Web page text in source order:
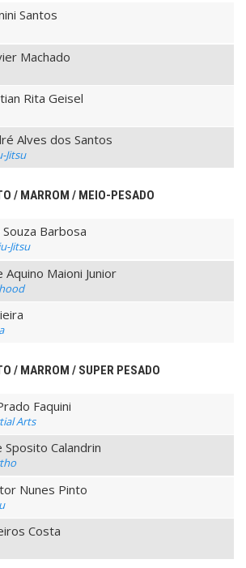
Santos
Machado
Rita Geisel
Alves dos Santos
Jitsu
/ MARROM / MEIO-PESADO
Barbosa
Jitsu
Aquino Maioni Junior
/ MARROM / SUPER PESADO
Faquini
Arts
Sposito Calandrin
Nunes Pinto
Costa